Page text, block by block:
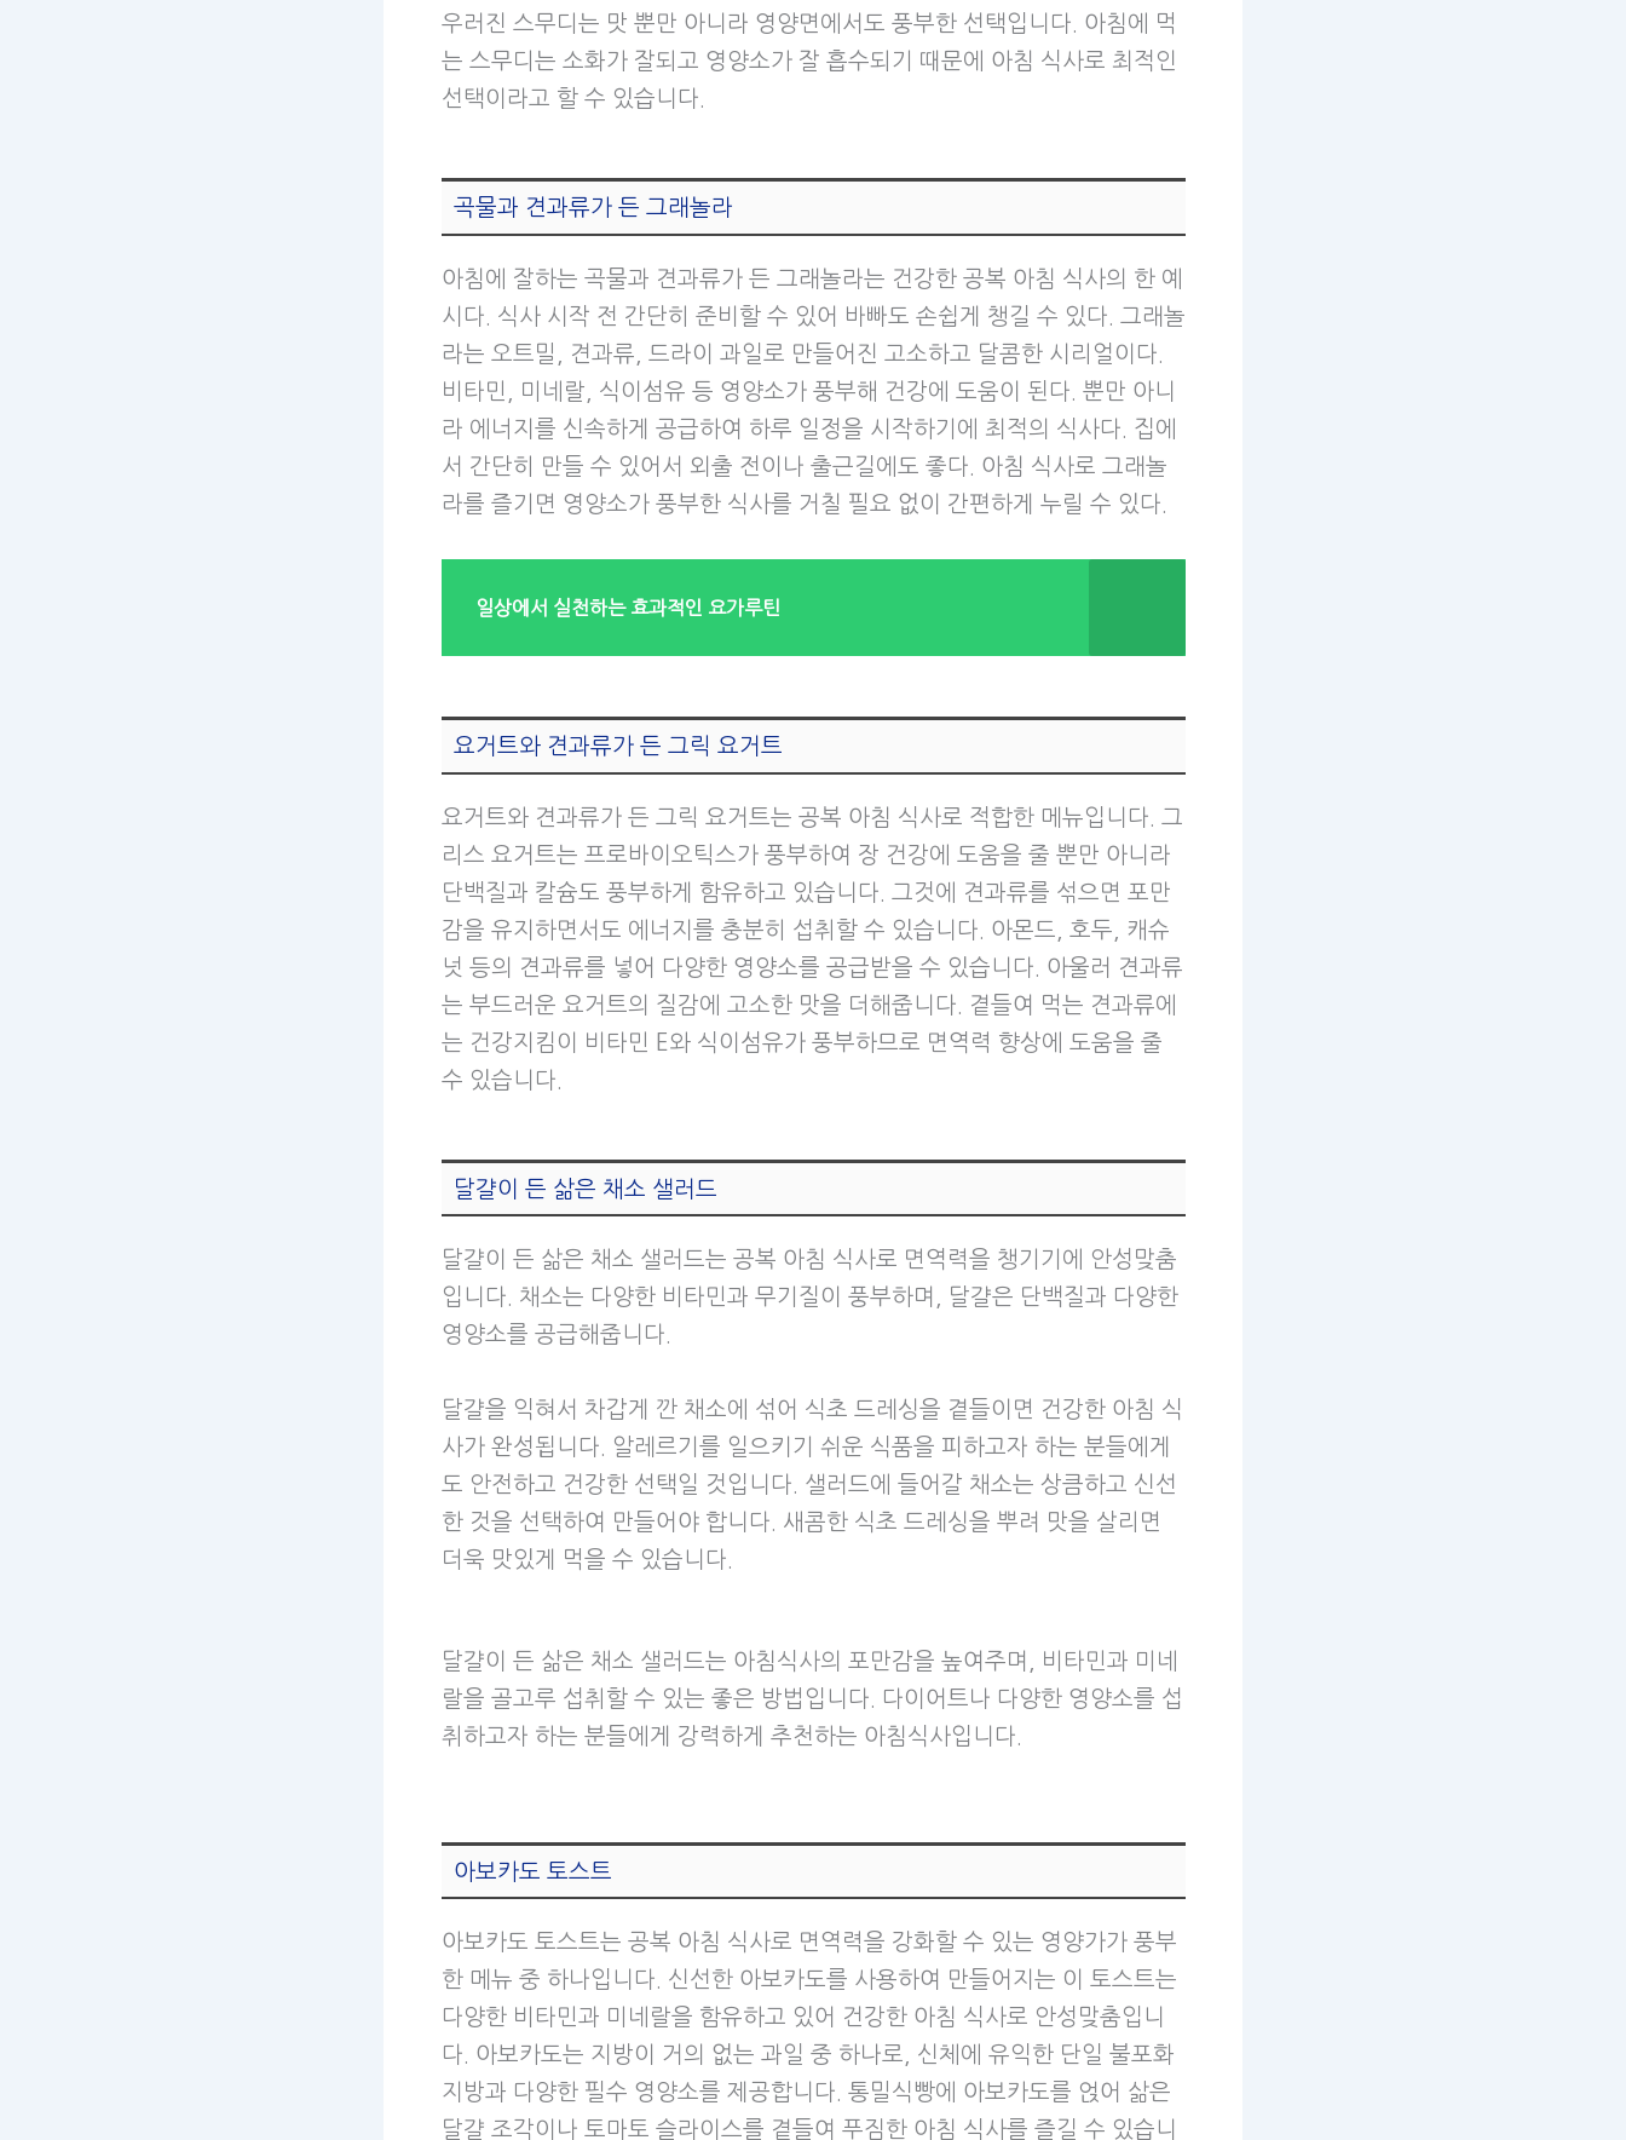
우러진 스무디는 맛 뿐만 아니라 영양면에서도 풍부한 선택입니다. 아침에 먹
는 스무디는 소화가 잘되고 영양소가 잘 흡수되기 때문에 아침 식사로 최적인
선택이라고 할 수 있습니다.
곡물과 견과류가 든 그래놀라
아침에 잘하는 곡물과 견과류가 든 그래놀라는 건강한 공복 아침 식사의 한 예
시다. 식사 시작 전 간단히 준비할 수 있어 바빠도 손쉽게 챙길 수 있다. 그래놀
라는 오트밀, 견과류, 드라이 과일로 만들어진 고소하고 달콤한 시리얼이다.
비타민, 미네랄, 식이섬유 등 영양소가 풍부해 건강에 도움이 된다. 뿐만 아니
라 에너지를 신속하게 공급하여 하루 일정을 시작하기에 최적의 식사다. 집에
서 간단히 만들 수 있어서 외출 전이나 출근길에도 좋다. 아침 식사로 그래놀
라를 즐기면 영양소가 풍부한 식사를 거칠 필요 없이 간편하게 누릴 수 있다.
일상에서 실천하는 효과적인 요가루틴
요거트와 견과류가 든 그릭 요거트
요거트와 견과류가 든 그릭 요거트는 공복 아침 식사로 적합한 메뉴입니다. 그
리스 요거트는 프로바이오틱스가 풍부하여 장 건강에 도움을 줄 뿐만 아니라
단백질과 칼슘도 풍부하게 함유하고 있습니다. 그것에 견과류를 섞으면 포만
감을 유지하면서도 에너지를 충분히 섭취할 수 있습니다. 아몬드, 호두, 캐슈
넛 등의 견과류를 넣어 다양한 영양소를 공급받을 수 있습니다. 아울러 견과류
는 부드러운 요거트의 질감에 고소한 맛을 더해줍니다. 곁들여 먹는 견과류에
는 건강지킴이 비타민 E와 식이섬유가 풍부하므로 면역력 향상에 도움을 줄
수 있습니다.
달걀이 든 삶은 채소 샐러드
달걀이 든 삶은 채소 샐러드는 공복 아침 식사로 면역력을 챙기기에 안성맞춤
입니다. 채소는 다양한 비타민과 무기질이 풍부하며, 달걀은 단백질과 다양한
영양소를 공급해줍니다.
달걀을 익혀서 차갑게 깐 채소에 섞어 식초 드레싱을 곁들이면 건강한 아침 식
사가 완성됩니다. 알레르기를 일으키기 쉬운 식품을 피하고자 하는 분들에게
도 안전하고 건강한 선택일 것입니다. 샐러드에 들어갈 채소는 상큼하고 신선
한 것을 선택하여 만들어야 합니다. 새콤한 식초 드레싱을 뿌려 맛을 살리면
더욱 맛있게 먹을 수 있습니다.
달걀이 든 삶은 채소 샐러드는 아침식사의 포만감을 높여주며, 비타민과 미네
랄을 골고루 섭취할 수 있는 좋은 방법입니다. 다이어트나 다양한 영양소를 섭
취하고자 하는 분들에게 강력하게 추천하는 아침식사입니다.
아보카도 토스트
아보카도 토스트는 공복 아침 식사로 면역력을 강화할 수 있는 영양가가 풍부
한 메뉴 중 하나입니다. 신선한 아보카도를 사용하여 만들어지는 이 토스트는
다양한 비타민과 미네랄을 함유하고 있어 건강한 아침 식사로 안성맞춤입니
다. 아보카도는 지방이 거의 없는 과일 중 하나로, 신체에 유익한 단일 불포화
지방과 다양한 필수 영양소를 제공합니다. 통밀식빵에 아보카도를 얹어 삶은
달걀 조각이나 토마토 슬라이스를 곁들여 푸짐한 아침 식사를 즐길 수 있습니